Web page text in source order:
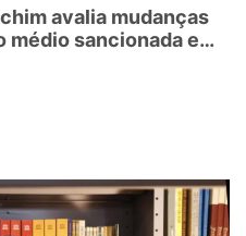
avalia mudanças
médio sancionada em